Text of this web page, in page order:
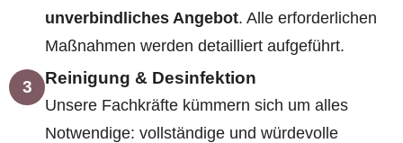
unverbindliches Angebot. Alle erforderlichen
Maßnahmen werden detailliert aufgeführt.
3 Reinigung & Desinfektion
Unsere Fachkräfte kümmern sich um alles
Notwendige: vollständige und würdevolle